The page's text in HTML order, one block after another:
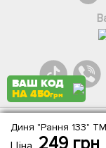
Диня "Рання 133"
249грн
ВАШ КОД
НА 450грн